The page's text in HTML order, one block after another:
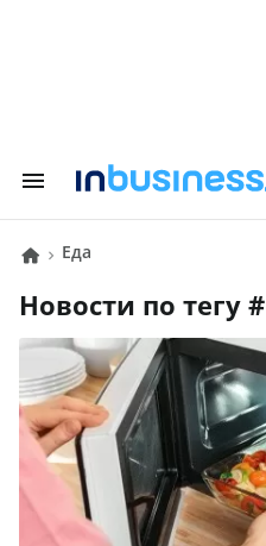
еда
Новости по тегу #